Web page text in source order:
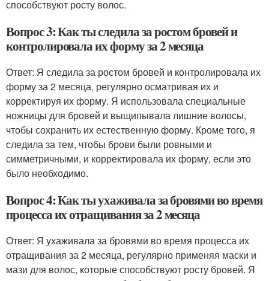
способствуют росту волос.
Вопрос 3: Как ты следила за ростом бровей и
контролировала их форму за 2 месяца
Ответ: Я следила за ростом бровей и контролировала их
форму за 2 месяца, регулярно осматривая их и
корректируя их форму. Я использовала специальные
ножницы для бровей и выщипывала лишние волосы,
чтобы сохранить их естественную форму. Кроме того, я
следила за тем, чтобы брови были ровными и
симметричными, и корректировала их форму, если это
было необходимо.
Вопрос 4: Как ты ухаживала за бровями во время
процесса их отращивания за 2 месяца
Ответ: Я ухаживала за бровями во время процесса их
отращивания за 2 месяца, регулярно применяя маски и
мази для волос, которые способствуют росту бровей. Я